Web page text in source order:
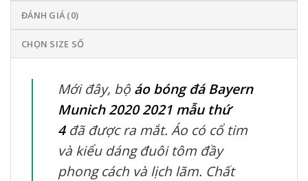
ĐÁNH GIÁ (0)
CHỌN SIZE SỐ
Mới đây, bộ áo bóng đá Bayern
Munich 2020 2021 mẫu thứ
4đã được ra mắt. Áo có cổ tim
và kiểu dáng đuôi tôm đầy
phong cách và lịch lãm. Chất